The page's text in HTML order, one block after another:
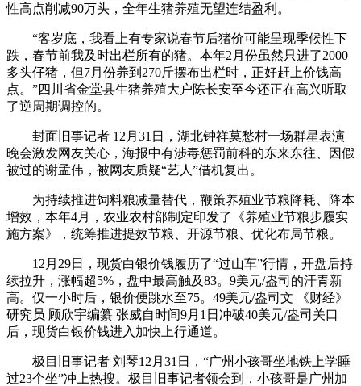
性高点削减90万头，全年生猪养殖无望连结盈利。
“客岁底，我看上有专家说春节后猪价可能呈现季候性下
跌，春节前我及时出栏所有的猪。本年2月份虽然只进了2000
多头仔猪，但7月份养到270斤摆布出栏时，正好赶上价钱高
点。”四川省金堂县生猪养殖大户陈长安至今还正在高兴听取
了逆周期调控的。
封面旧事记者 12月31日，湖北钟祥莫愁村一场群星表演
晚会激发网友关心，海报中有涉毒惩罚前科的东来东往、因假
被过的谢孟伟，被网友质疑“艺人”借机复出。
为持续推进饲料粮减量替代，鞭策养殖业节粮降耗、降本
增效，本年4月，农业农村部制定印发了《养殖业节粮步履实
施方案》，统筹推进提效节粮、开源节粮、优化布局节粮。
12月29日，现货白银价钱履历了“过山车”行情，开盘后持
续拉升，涨幅超5%，盘中最高触及83。9美元/盎司的汗青新
高。仅一小时后，银价便跳水至75。49美元/盎司文 《财经》
研究员 顾欣宇编纂 张威自时间9月1日冲破40美元/盎司关口
后，现货白银价钱进入加快上行通道。
极目旧事记者 刘琴12月31日，“广州小孩哥坐地铁上学睡
过23个坐”冲上热搜。极目旧事记者领会到，小孩哥是广州加